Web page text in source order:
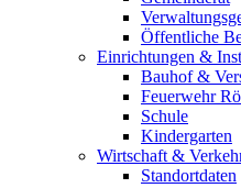
Öffentliche
Einrichtungen &
Bauhof &
Feuerwehr
Schule
Kindergarten
Wirtschaft &
Standortdaten